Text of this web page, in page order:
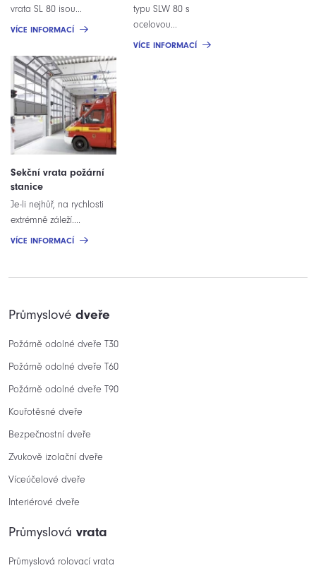
vrata SL 80 isou...
VÍCE INFORMACÍ
typu SLW 80 s
ocelovou...
VÍCE INFORMACÍ
Sekční vrata požární
stanice
Je-li nejhůř, na rychlosti
extrémně záleží....
VÍCE INFORMACÍ
Průmyslové dveře
Požárně odolné dveře T30
Požárně odolné dveře T60
Požárně odolné dveře T90
Kouřotěsné dveře
Bezpečnostní dveře
Zvukově izolační dveře
Víceúčelové dveře
Interiérové dveře
Průmyslová vrata
Průmyslová rolovací vrata